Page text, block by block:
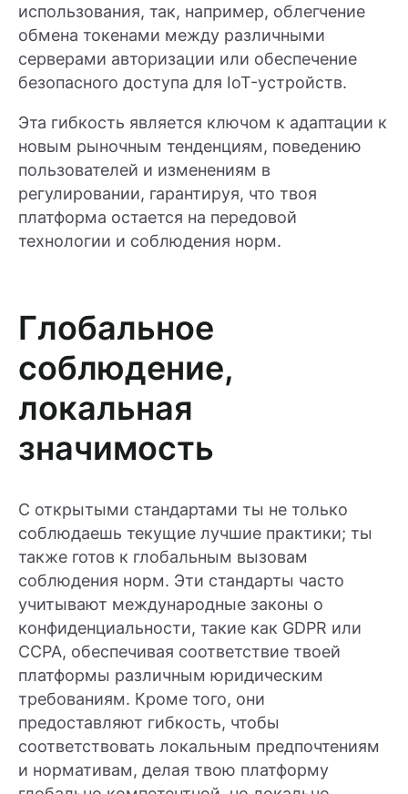
использования, так, например, облегчение
обмена токенами между различными
серверами авторизации или обеспечение
безопасного доступа для IoT-устройств.
Эта гибкость является ключом к адаптации к
новым рыночным тенденциям, поведению
пользователей и изменениям в
регулировании, гарантируя, что твоя
платформа остается на передовой
технологии и соблюдения норм.
Глобальное
соблюдение,
локальная
значимость
С открытыми стандартами ты не только
соблюдаешь текущие лучшие практики; ты
также готов к глобальным вызовам
соблюдения норм. Эти стандарты часто
учитывают международные законы о
конфиденциальности, такие как GDPR или
CCPA, обеспечивая соответствие твоей
платформы различным юридическим
требованиям. Кроме того, они
предоставляют гибкость, чтобы
соответствовать локальным предпочтениям
и нормативам, делая твою платформу